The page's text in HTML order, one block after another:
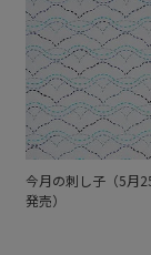
今月の刺し子（5月
発売）